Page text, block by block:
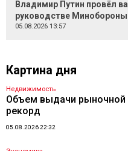
Владимир Путин провёл
руководстве
05.08.2026 13:57
Картина дня
Недвижимость
Объем выдачи рыночной
рекорд
05.08.2026 22:32